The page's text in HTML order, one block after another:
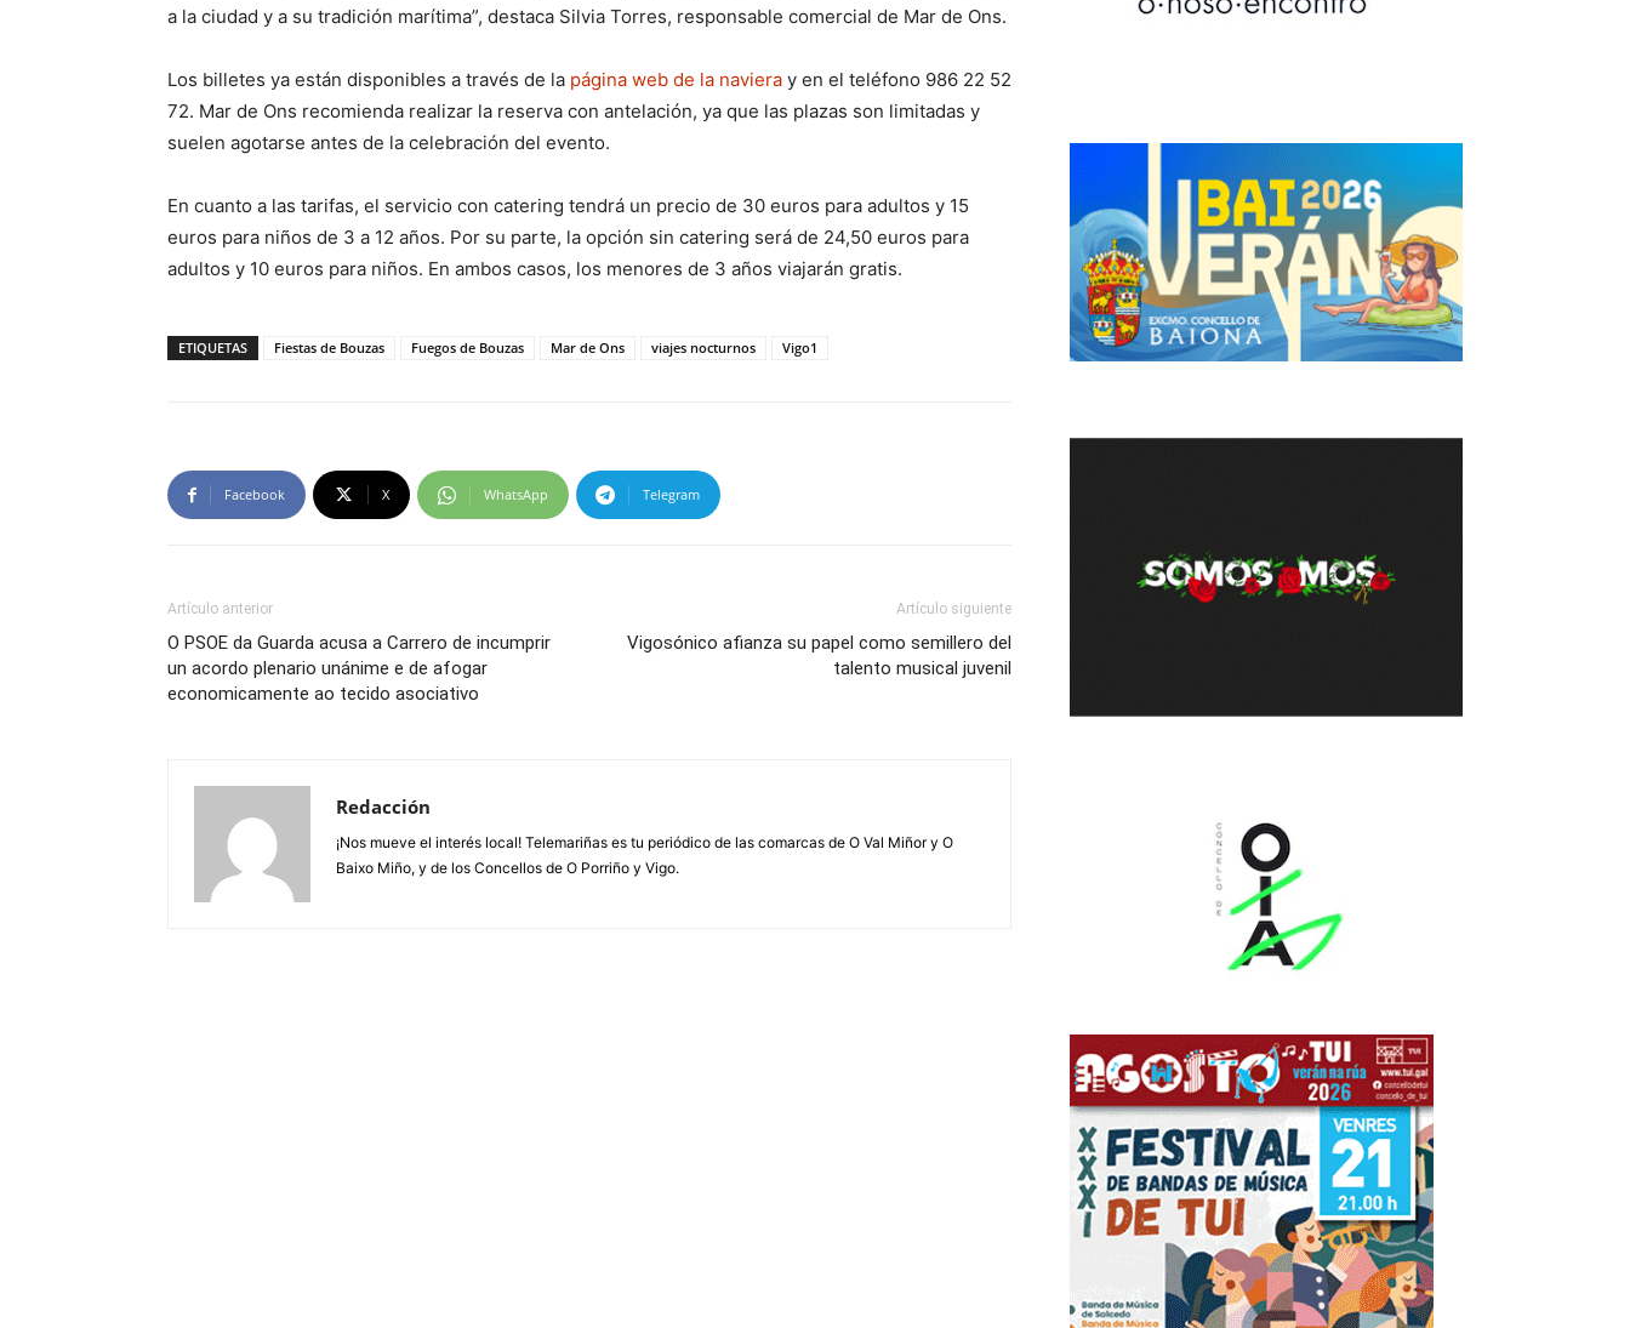
a la ciudad y a su tradición marítima”, destaca Silvia Torres, responsable comercial de Mar de Ons.
Los billetes ya están disponibles a través de la página web de la naviera y en el teléfono 986 22 52
72. Mar de Ons recomienda realizar la reserva con antelación, ya que las plazas son limitadas y
suelen agotarse antes de la celebración del evento.
En cuanto a las tarifas, el servicio con catering tendrá un precio de 30 euros para adultos y 15
euros para niños de 3 a 12 años. Por su parte, la opción sin catering será de 24,50 euros para
adultos y 10 euros para niños. En ambos casos, los menores de 3 años viajarán gratis.
ETIQUETAS Fiestas de Bouzas Fuegos de Bouzas Mar de Ons viajes nocturnos Vigo1
Facebook X WhatsApp Telegram
Artículo anterior
O PSOE da Guarda acusa a Carrero de incumprir
un acordo plenario unánime e de afogar
economicamente ao tecido asociativo
Artículo siguiente
Vigosónico afianza su papel como semillero del
talento musical juvenil
Redacción
¡Nos mueve el interés local! Telemariñas es tu periódico de las comarcas de O Val Miñor y O
Baixo Miño, y de los Concellos de O Porriño y Vigo.